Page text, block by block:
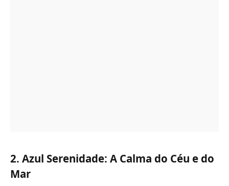
2. Azul Serenidade: A Calma do Céu e do
Mar